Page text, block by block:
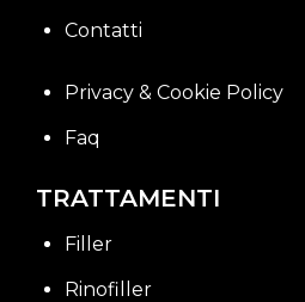
Contatti
Privacy & Cookie Policy
Faq
TRATTAMENTI
Filler
Rinofiller